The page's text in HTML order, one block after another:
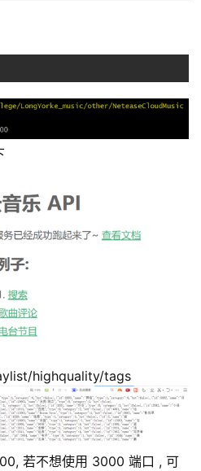
highquality/tags
若不想使用 3000 端口 , 可